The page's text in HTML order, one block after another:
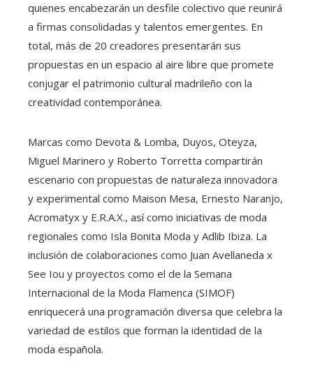
quienes encabezarán un desfile colectivo que reunirá
a firmas consolidadas y talentos emergentes. En
total, más de 20 creadores presentarán sus
propuestas en un espacio al aire libre que promete
conjugar el patrimonio cultural madrileño con la
creatividad contemporánea.
Marcas como Devota & Lomba, Duyos, Oteyza,
Miguel Marinero y Roberto Torretta compartirán
escenario con propuestas de naturaleza innovadora
y experimental como Maison Mesa, Ernesto Naranjo,
Acromatyx y E.R.A.X., así como iniciativas de moda
regionales como Isla Bonita Moda y Adlib Ibiza. La
inclusión de colaboraciones como Juan Avellaneda x
See Iou y proyectos como el de la Semana
Internacional de la Moda Flamenca (SIMOF)
enriquecerá una programación diversa que celebra la
variedad de estilos que forman la identidad de la
moda española.